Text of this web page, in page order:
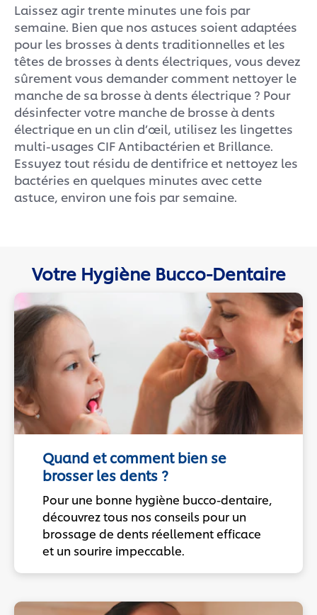
Laissez agir trente minutes une fois par
semaine. Bien que nos astuces soient adaptées
pour les brosses à dents traditionnelles et les
têtes de brosses à dents électriques, vous devez
sûrement vous demander comment nettoyer le
manche de sa brosse à dents électrique ? Pour
désinfecter votre manche de brosse à dents
électrique en un clin d’œil, utilisez les lingettes
multi-usages CIF Antibactérien et Brillance.
Essuyez tout résidu de dentifrice et nettoyez les
bactéries en quelques minutes avec cette
astuce, environ une fois par semaine.
Votre Hygiène Bucco-Dentaire
Quand et comment bien se
brosser les dents ?
Pour une bonne hygiène bucco-dentaire,
découvrez tous nos conseils pour un
brossage de dents réellement efficace
et un sourire impeccable.